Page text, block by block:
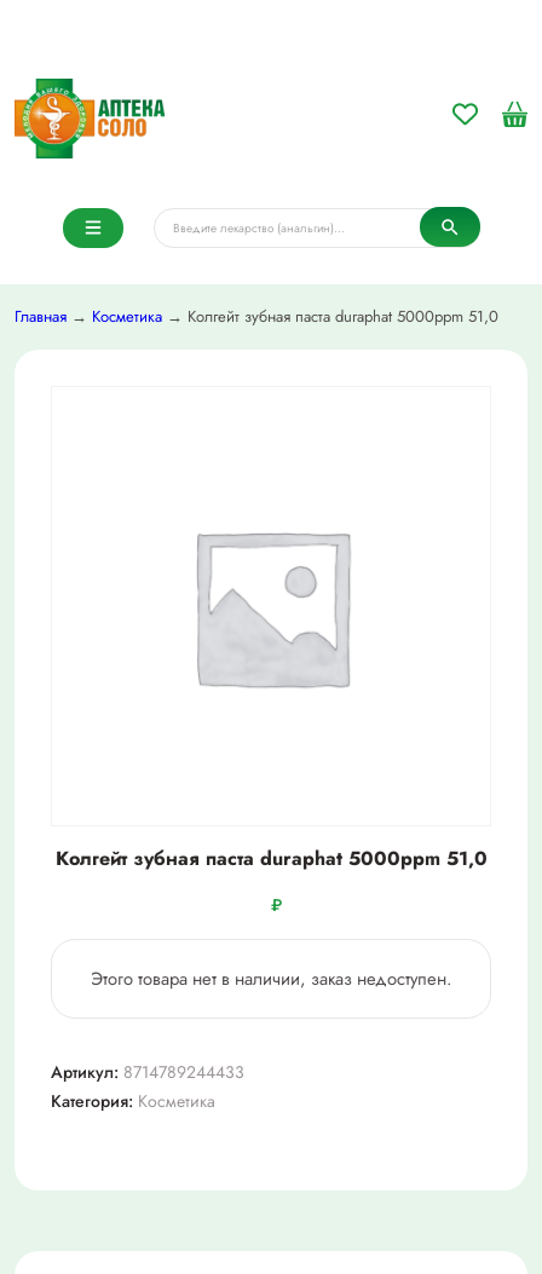
Главная → Косметика → Колгейт зубная паста duraphat 5000ppm 51,0
Колгейт зубная паста duraphat 5000ppm 51,0
₽
Этого товара нет в наличии, заказ недоступен.
Артикул: 8714789244433
Категория: Косметика